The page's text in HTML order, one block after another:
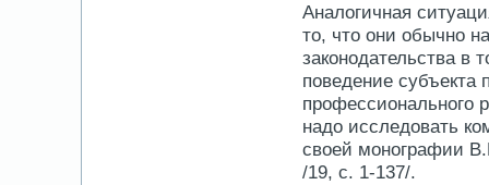
Аналогичная
то, что они обычно
законодательства в
поведение субъекта
профессионального
надо исследовать
своей монографии
/19, с. 1-137/.